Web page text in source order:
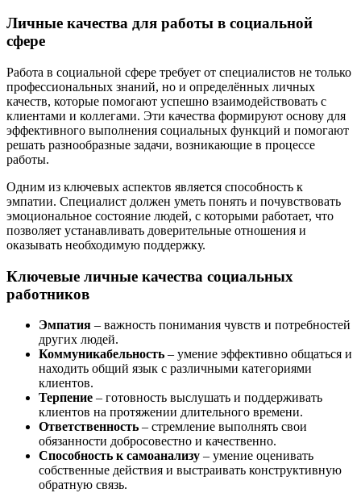
Личные качества для работы в социальной
сфере
Работа в социальной сфере требует от специалистов не только
профессиональных знаний, но и определённых личных
качеств, которые помогают успешно взаимодействовать с
клиентами и коллегами. Эти качества формируют основу для
эффективного выполнения социальных функций и помогают
решать разнообразные задачи, возникающие в процессе
работы.
Одним из ключевых аспектов является способность к
эмпатии. Специалист должен уметь понять и почувствовать
эмоциональное состояние людей, с которыми работает, что
позволяет устанавливать доверительные отношения и
оказывать необходимую поддержку.
Ключевые личные качества социальных
работников
Эмпатия – важность понимания чувств и потребностей
других людей.
Коммуникабельность – умение эффективно общаться и
находить общий язык с различными категориями
клиентов.
Терпение – готовность выслушать и поддерживать
клиентов на протяжении длительного времени.
Ответственность – стремление выполнять свои
обязанности добросовестно и качественно.
Способность к самоанализу – умение оценивать
собственные действия и выстраивать конструктивную
обратную связь.